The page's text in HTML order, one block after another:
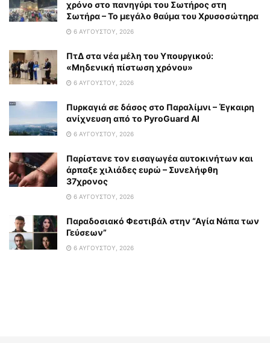
χρόνο στο πανηγύρι του Σωτήρος στη
Σωτήρα – Το μεγάλο θαύμα του Χρυσοσώτηρα
6 ΑΥΓΟΎΣΤΟΥ, 2026
ΠτΔ στα νέα μέλη του Υπουργικού:
«Μηδενική πίστωση χρόνου»
6 ΑΥΓΟΎΣΤΟΥ, 2026
Πυρκαγιά σε δάσος στο Παραλίμνι – Έγκαιρη
ανίχνευση από το PyroGuard AI
6 ΑΥΓΟΎΣΤΟΥ, 2026
Παρίστανε τον εισαγωγέα αυτοκινήτων και
άρπαξε χιλιάδες ευρώ – Συνελήφθη
37χρονος
6 ΑΥΓΟΎΣΤΟΥ, 2026
Παραδοσιακό Φεστιβάλ στην “Αγία Νάπα των
Γεύσεων”
6 ΑΥΓΟΎΣΤΟΥ, 2026